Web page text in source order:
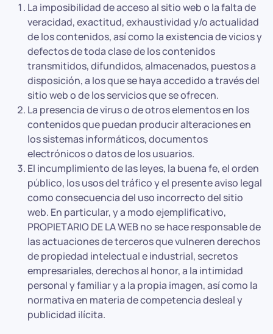
La imposibilidad de acceso al sitio web o la falta de
veracidad, exactitud, exhaustividad y/o actualidad
de los contenidos, así como la existencia de vicios y
defectos de toda clase de los contenidos
transmitidos, difundidos, almacenados, puestos a
disposición, a los que se haya accedido a través del
sitio web o de los servicios que se ofrecen.
La presencia de virus o de otros elementos en los
contenidos que puedan producir alteraciones en
los sistemas informáticos, documentos
electrónicos o datos de los usuarios.
El incumplimiento de las leyes, la buena fe, el orden
público, los usos del tráfico y el presente aviso legal
como consecuencia del uso incorrecto del sitio
web. En particular, y a modo ejemplificativo,
PROPIETARIO DE LA WEB no se hace responsable de
las actuaciones de terceros que vulneren derechos
de propiedad intelectual e industrial, secretos
empresariales, derechos al honor, a la intimidad
personal y familiar y a la propia imagen, así como la
normativa en materia de competencia desleal y
publicidad ilícita.